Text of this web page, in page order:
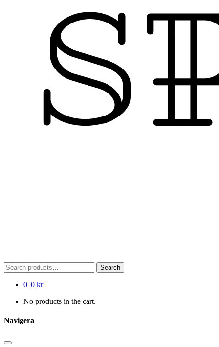
Search
for:
Search
0 |0 kr
No products in the cart.
Navigera